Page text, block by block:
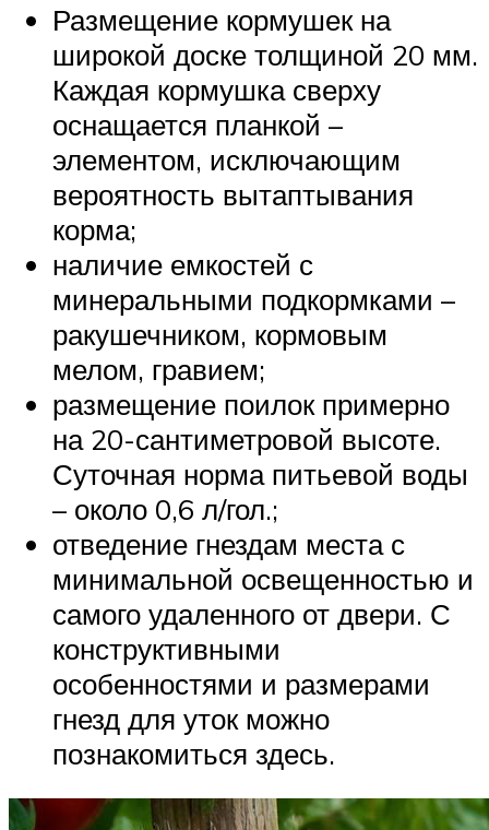
Размещение кормушек на
широкой доске толщиной 20 мм.
Каждая кормушка сверху
оснащается планкой –
элементом, исключающим
вероятность вытаптывания
корма;
наличие емкостей с
минеральными подкормками –
ракушечником, кормовым
мелом, гравием;
размещение поилок примерно
на 20-сантиметровой высоте.
Суточная норма питьевой воды
– около 0,6 л/гол.;
отведение гнездам места с
минимальной освещенностью и
самого удаленного от двери. С
конструктивными
особенностями и размерами
гнезд для уток можно
познакомиться здесь.